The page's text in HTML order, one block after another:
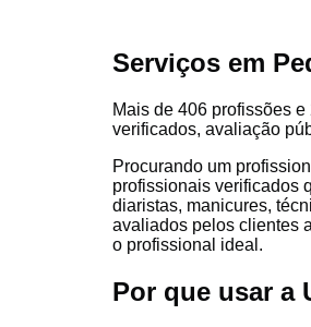
Serviços em
Mais de 406 profissões
verificados, avaliação
Procurando um
profissionais verificados
diaristas, manicures,
avaliados pelos clientes
o profissional ideal.
Por que usar a